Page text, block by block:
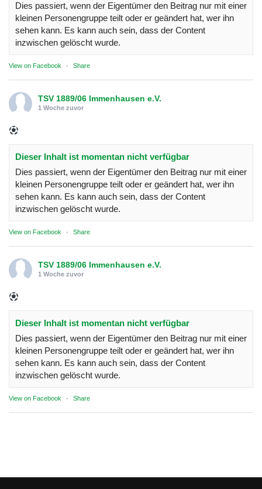
Dies passiert, wenn der Eigentümer den Beitrag nur mit einer
kleinen Personengruppe teilt oder er geändert hat, wer ihn
sehen kann. Es kann auch sein, dass der Content
inzwischen gelöscht wurde.
View on Facebook · Share
TSV 1889/06 Immenhausen e.V.
1 Woche zuvor
Dieser Inhalt ist momentan nicht verfügbar
Dies passiert, wenn der Eigentümer den Beitrag nur mit einer
kleinen Personengruppe teilt oder er geändert hat, wer ihn
sehen kann. Es kann auch sein, dass der Content
inzwischen gelöscht wurde.
View on Facebook · Share
TSV 1889/06 Immenhausen e.V.
1 Woche zuvor
Dieser Inhalt ist momentan nicht verfügbar
Dies passiert, wenn der Eigentümer den Beitrag nur mit einer
kleinen Personengruppe teilt oder er geändert hat, wer ihn
sehen kann. Es kann auch sein, dass der Content
inzwischen gelöscht wurde.
View on Facebook · Share